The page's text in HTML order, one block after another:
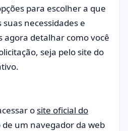
para escolher a que
necessidades e
agora detalhar como você
seja pelo site do
o site oficial do
de um navegador da web